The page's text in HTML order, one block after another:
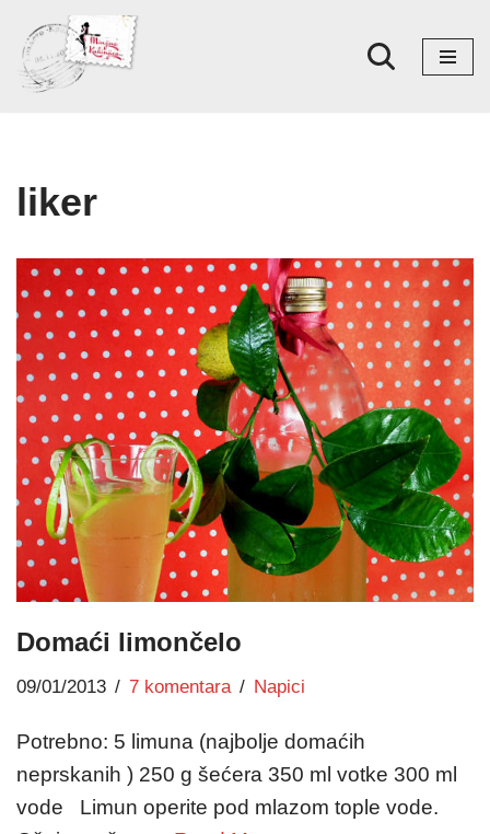
Skoči
na
liker
Domaći limončelo
09/01/2013 7 komentara Napici
Potrebno: 5 limuna (najbolje domaćih
neprskanih ) 250 g šećera 350 ml votke 300 ml
vode Limun operite pod mlazom tople vode.